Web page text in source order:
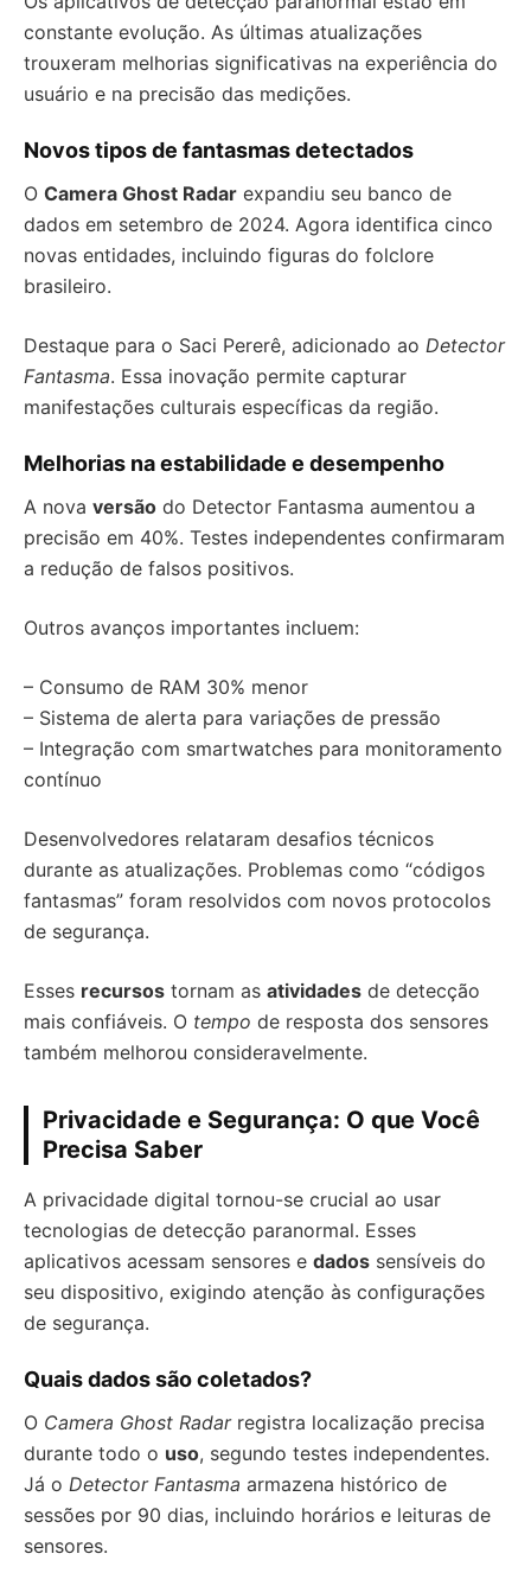
constante evolução. As últimas atualizações
trouxeram melhorias significativas na experiência do
usuário e na precisão das medições.
Novos tipos de fantasmas detectados
O Camera Ghost Radar expandiu seu banco de
dados em setembro de 2024. Agora identifica cinco
novas entidades, incluindo figuras do folclore
brasileiro.
Destaque para o Saci Pererê, adicionado ao Detector
Fantasma. Essa inovação permite capturar
manifestações culturais específicas da região.
Melhorias na estabilidade e desempenho
A nova versão do Detector Fantasma aumentou a
precisão em 40%. Testes independentes confirmaram
a redução de falsos positivos.
Outros avanços importantes incluem:
– Consumo de RAM 30% menor
– Sistema de alerta para variações de pressão
– Integração com smartwatches para monitoramento
contínuo
Desenvolvedores relataram desafios técnicos
durante as atualizações. Problemas como “códigos
fantasmas” foram resolvidos com novos protocolos
de segurança.
Esses recursos tornam as atividades de detecção
mais confiáveis. O tempo de resposta dos sensores
também melhorou consideravelmente.
Privacidade e Segurança: O que Você
Precisa Saber
A privacidade digital tornou-se crucial ao usar
tecnologias de detecção paranormal. Esses
aplicativos acessam sensores e dados sensíveis do
seu dispositivo, exigindo atenção às configurações
de segurança.
Quais dados são coletados?
O Camera Ghost Radarregistra localização precisa
durante todo o uso, segundo testes independentes.
Já o Detector Fantasma armazena histórico de
sessões por 90 dias, incluindo horários e leituras de
sensores.